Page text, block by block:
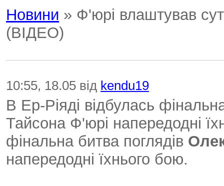
Новини » Ф'юрі влаштував
(ВІДЕО)
10:55, 18.05 від kendu19
В Ер-Ріяді відбулась
Тайсона Ф'юрі напередодні
фінальна битва поглядів
напередодні їхнього бою.